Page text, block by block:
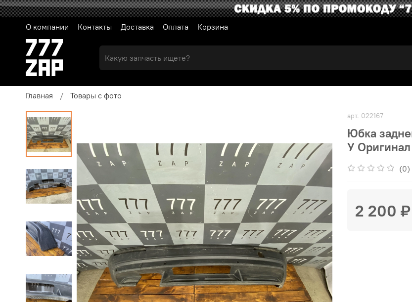
О компании Контакты Доставка Оплата Корзина
Главная Товары с фото
арт. 022167
Юбка
У
(0)
2 200 ₽